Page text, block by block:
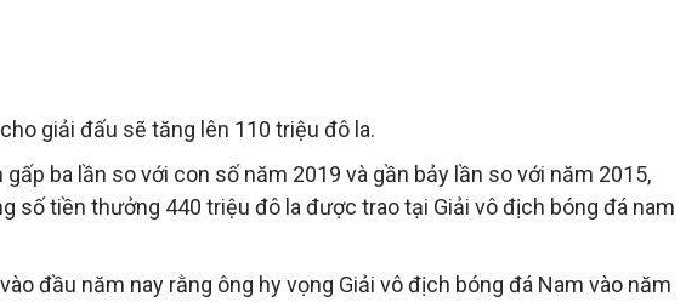
giải đấu sẽ tăng lên 110 triệu đô la.
ba lần so với con số năm 2019 và gần bảy lần so với năm 2015,
số tiền thưởng 440 triệu đô la được trao tại Giải vô địch bóng đá nam
đầu năm nay rằng ông hy vọng Giải vô địch bóng đá Nam vào năm